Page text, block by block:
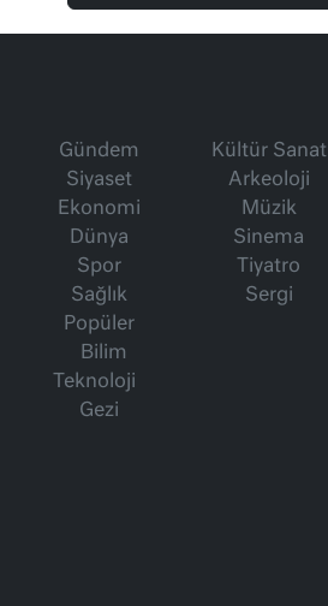
Gündem
Siyaset
Ekonomi
Dünya
Spor
Sağlık
Popüler
Bilim
Teknoloji
Gezi
Kültür Sanat
Arkeoloji
Müzik
Sinema
Tiyatro
Sergi